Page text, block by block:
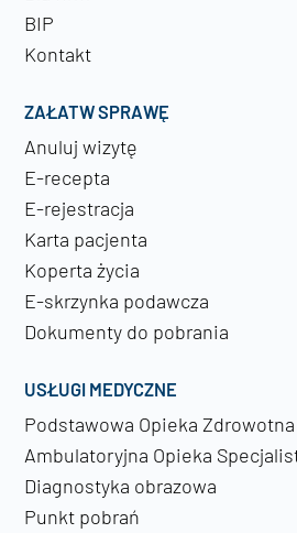
BIP
Kontakt
ZAŁATW SPRAWĘ
Anuluj wizytę
E-recepta
E-rejestracja
Karta pacjenta
Koperta życia
E-skrzynka podawcza
Dokumenty do pobrania
USŁUGI MEDYCZNE
Podstawowa Opieka Zdrowotna
Ambulatoryjna Opieka
Diagnostyka obrazowa
Punkt pobrań